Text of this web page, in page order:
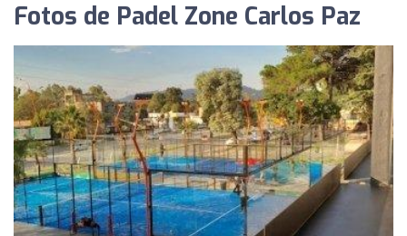
Fotos de Padel Zone Carlos Paz